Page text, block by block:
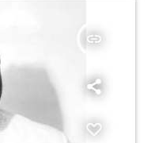
insert_link